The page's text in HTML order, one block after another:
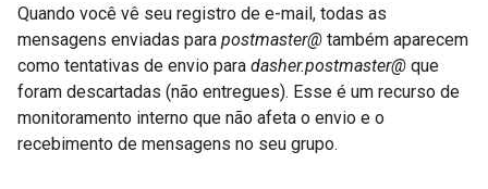
Quando você vê seu registro de e-mail, todas as
mensagens enviadas para postmaster@ também aparecem
como tentativas de envio para dasher.postmaster@ que
foram descartadas (não entregues). Esse é um recurso de
monitoramento interno que não afeta o envio e o
recebimento de mensagens no seu grupo.